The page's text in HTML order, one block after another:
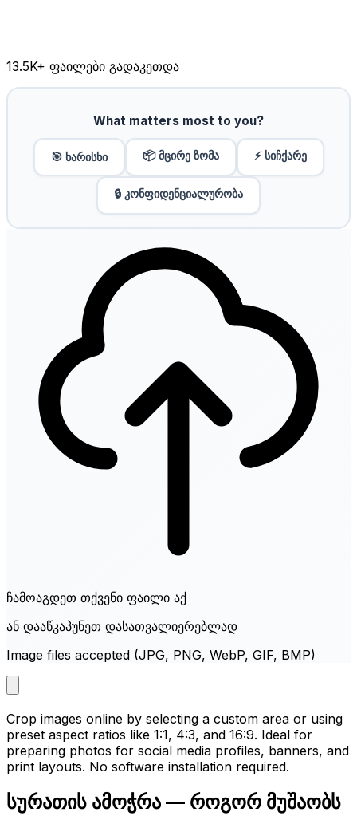
13.5K+ ფაილები გადაკეთდა
What matters most to you?
🎯 ხარისხი 📦 მცირე ზომა ⚡ სიჩქარე
🔒 კონფიდენციალურობა
ჩამოაგდეთ თქვენი ფაილი აქ
ან დააწკაპუნეთ დასათვალიერებლად
Image files accepted (JPG, PNG, WebP, GIF, BMP)
Crop images online by selecting a custom area or using
preset aspect ratios like 1:1, 4:3, and 16:9. Ideal for
preparing photos for social media profiles, banners, and
print layouts. No software installation required.
სურათის ამოჭრა — როგორ მუშაობს